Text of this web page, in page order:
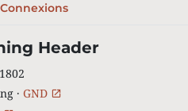
Connexions
Header
· GND